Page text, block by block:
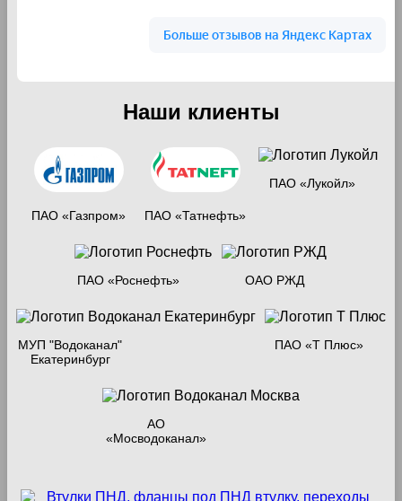
Наши клиенты
ПАО «Газпром» ПАО «Татнефть»
ПАО «Лукойл»
ПАО «Роснефть» ОАО РЖД
МУП "Водоканал"
Екатеринбург
ПАО «Т Плюс»
АО
«Мосводоканал»